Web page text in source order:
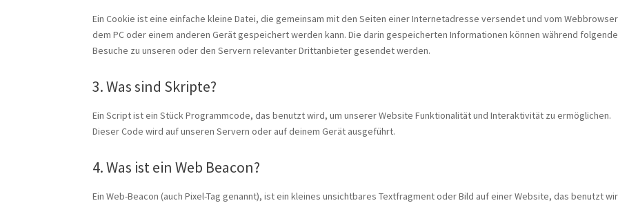
Ein Cookie ist eine einfache kleine Datei, die gemeinsam mit den Seiten einer Internetadresse versendet und vom
dem PC oder einem anderen Gerät gespeichert werden kann. Die darin gespeicherten Informationen können während
Besuche zu unseren oder den Servern relevanter Drittanbieter gesendet werden.
3. Was sind Skripte?
Ein Script ist ein Stück Programmcode, das benutzt wird, um unserer Website Funktionalität und Interaktivität zu ermöglichen.
Dieser Code wird auf unseren Servern oder auf deinem Gerät ausgeführt.
4. Was ist ein Web Beacon?
Ein Web-Beacon (auch Pixel-Tag genannt), ist ein kleines unsichtbares Textfragment oder Bild auf einer Website, das benutzt